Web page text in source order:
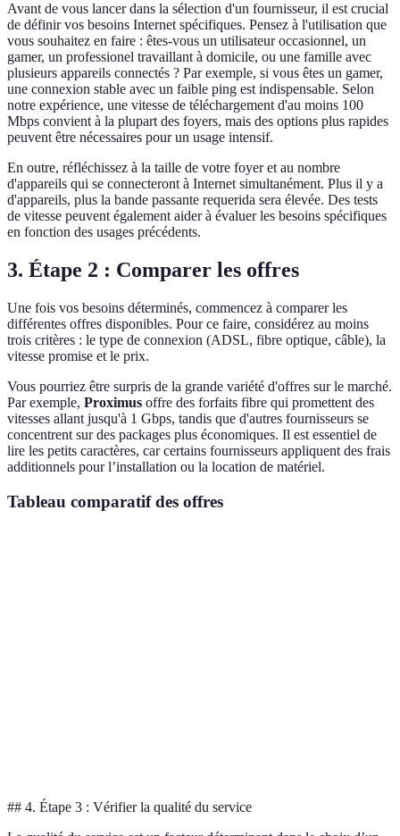
Avant de vous lancer dans la sélection d'un fournisseur, il est crucial
de définir vos besoins Internet spécifiques. Pensez à l'utilisation que
vous souhaitez en faire : êtes-vous un utilisateur occasionnel, un
gamer, un professionel travaillant à domicile, ou une famille avec
plusieurs appareils connectés ? Par exemple, si vous êtes un gamer,
une connexion stable avec un faible ping est indispensable. Selon
notre expérience, une vitesse de téléchargement d'au moins 100
Mbps convient à la plupart des foyers, mais des options plus rapides
peuvent être nécessaires pour un usage intensif.
En outre, réfléchissez à la taille de votre foyer et au nombre
d'appareils qui se connecteront à Internet simultanément. Plus il y a
d'appareils, plus la bande passante requerida sera élevée. Des tests
de vitesse peuvent également aider à évaluer les besoins spécifiques
en fonction des usages précédents.
3. Étape 2 : Comparer les offres
Une fois vos besoins déterminés, commencez à comparer les
différentes offres disponibles. Pour ce faire, considérez au moins
trois critères : le type de connexion (ADSL, fibre optique, câble), la
vitesse promise et le prix.
Vous pourriez être surpris de la grande variété d'offres sur le marché.
Par exemple, Proximus offre des forfaits fibre qui promettent des
vitesses allant jusqu'à 1 Gbps, tandis que d'autres fournisseurs se
concentrent sur des packages plus économiques. Il est essentiel de
lire les petits caractères, car certains fournisseurs appliquent des frais
additionnels pour l’installation ou la location de matériel.
Tableau comparatif des offres
## 4. Étape 3 : Vérifier la qualité du service